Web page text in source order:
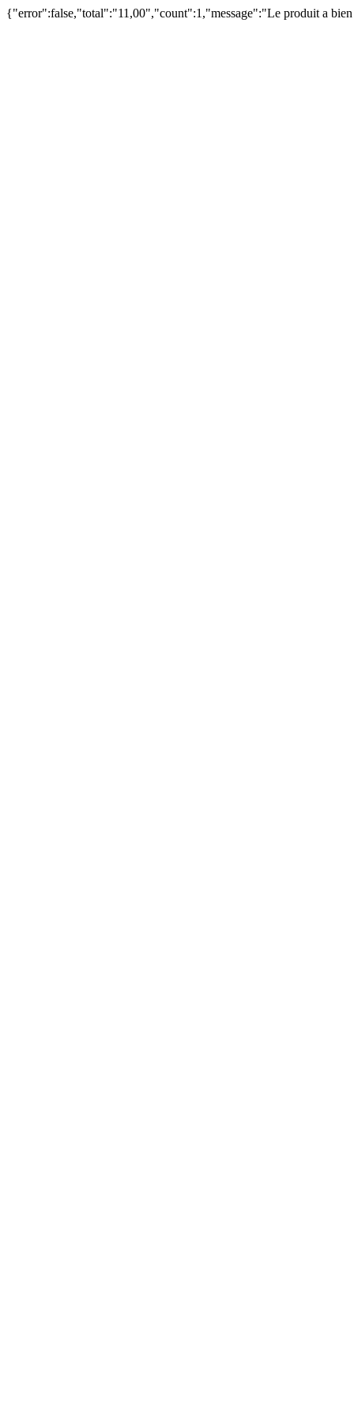
{"error":false,"total":"11,00","count":1,"message":"Le produit a